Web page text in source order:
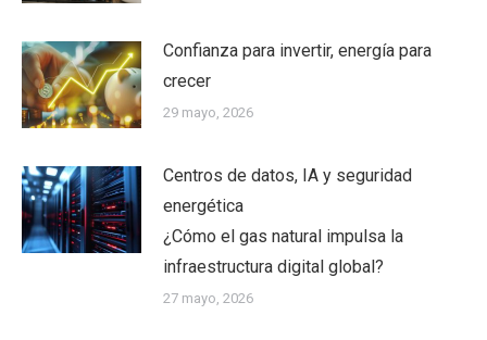
Confianza para invertir, energía para
crecer
29 mayo, 2026
Centros de datos, IA y seguridad
energética
¿Cómo el gas natural impulsa la
infraestructura digital global?
27 mayo, 2026